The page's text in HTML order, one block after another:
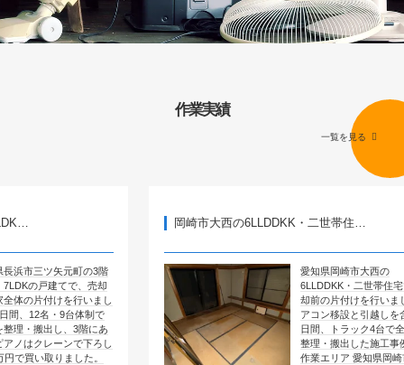
作業実績
一覧を見る
町の3階
で、売却
行いまし
体制で
3階にあ
で下ろし
した。
岡崎市大西の6LLDDKK・二世帯住…
愛知県岡崎市大西の
6LLDDKK・二世帯住宅で、売
却前の片付けを行いました。エ
アコン移設と引越しを含めて4
日間、トラック4台で全部屋を
整理・搬出した施工事例です。
作業エリア 愛知県岡崎市大西